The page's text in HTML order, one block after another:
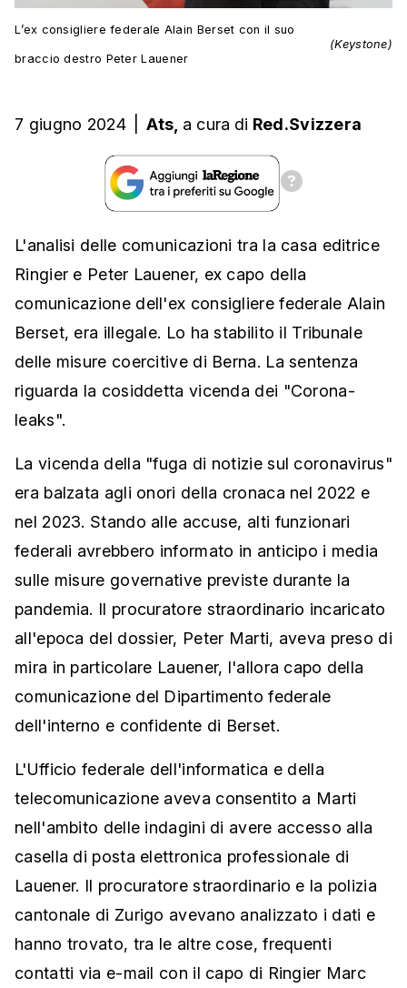
L’ex consigliere federale Alain Berset con il suo
braccio destro Peter Lauener
(Keystone)
7 giugno 2024 Ats, a cura di Red.Svizzera
L'analisi delle comunicazioni tra la casa editrice
Ringier e Peter Lauener, ex capo della
comunicazione dell'ex consigliere federale Alain
Berset, era illegale. Lo ha stabilito il Tribunale
delle misure coercitive di Berna. La sentenza
riguarda la cosiddetta vicenda dei "Corona-
leaks".
La vicenda della "fuga di notizie sul coronavirus"
era balzata agli onori della cronaca nel 2022 e
nel 2023. Stando alle accuse, alti funzionari
federali avrebbero informato in anticipo i media
sulle misure governative previste durante la
pandemia. Il procuratore straordinario incaricato
all'epoca del dossier, Peter Marti, aveva preso di
mira in particolare Lauener, l'allora capo della
comunicazione del Dipartimento federale
dell'interno e confidente di Berset.
L'Ufficio federale dell'informatica e della
telecomunicazione aveva consentito a Marti
nell'ambito delle indagini di avere accesso alla
casella di posta elettronica professionale di
Lauener. Il procuratore straordinario e la polizia
cantonale di Zurigo avevano analizzato i dati e
hanno trovato, tra le altre cose, frequenti
contatti via e-mail con il capo di Ringier Marc